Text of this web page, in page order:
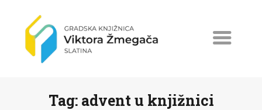
Tag: advent u knjižnici